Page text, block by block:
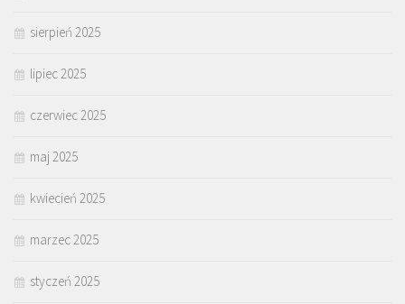
sierpień 2025
lipiec 2025
czerwiec 2025
maj 2025
kwiecień 2025
marzec 2025
styczeń 2025